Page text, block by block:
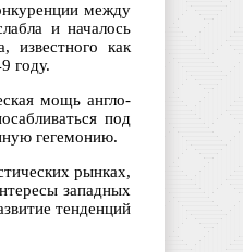
между
и началось
известного как
году.
мощь англо-
под
гегемонию.
рынках,
западных
тенденций